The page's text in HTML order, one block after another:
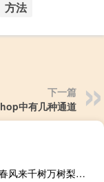
方法
下一篇
中有几种通道
忽如一夜春风来千树万树梨花开全诗（忽如一夜春风来千树万树梨花开）